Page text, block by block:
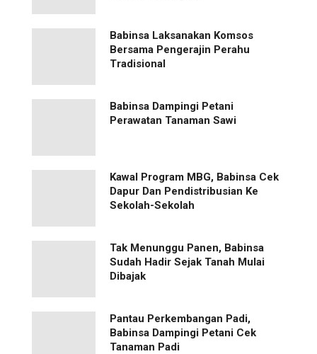
Babinsa Laksanakan Komsos
Bersama Pengerajin Perahu
Tradisional
Babinsa Dampingi Petani
Perawatan Tanaman Sawi
Kawal Program MBG, Babinsa Cek
Dapur Dan Pendistribusian Ke
Sekolah-Sekolah
Tak Menunggu Panen, Babinsa
Sudah Hadir Sejak Tanah Mulai
Dibajak
Pantau Perkembangan Padi,
Babinsa Dampingi Petani Cek
Tanaman Padi